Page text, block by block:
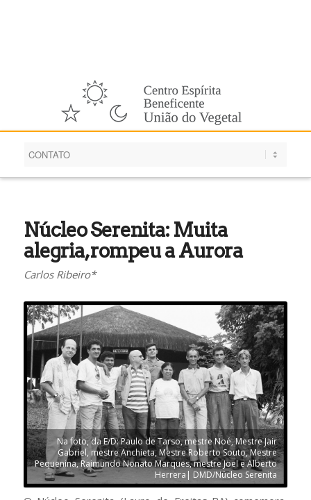
Núcleo Serenita: Muita
alegria, rompeu a Aurora
Carlos Ribeiro*
Na foto, da E/D: Paulo de Tarso, mestre Noé, Mestre Jair
Gabriel, mestre Anchieta, Mestre Roberto Souto, Mestre
Pequenina, Raimundo Nonato Marques, mestre Joel e Alberto
Herrera| DMD/Núcleo Serenita